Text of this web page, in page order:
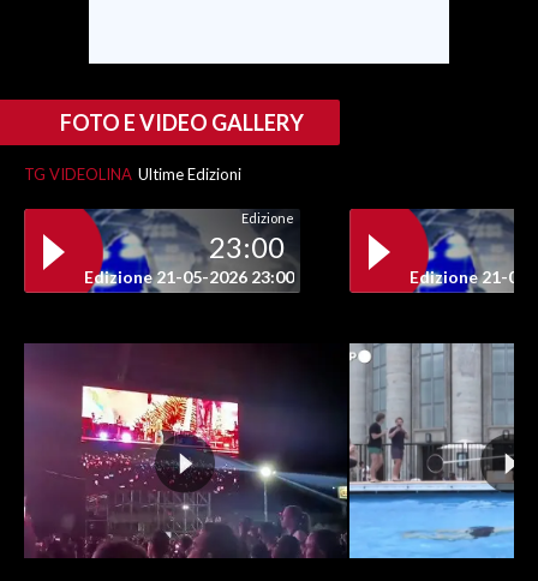
FOTO E VIDEO GALLERY
TG VIDEOLINA Ultime Edizioni
Edizione
23:00
Edizione 21-05-2026 23:00 Edizione 21-05-